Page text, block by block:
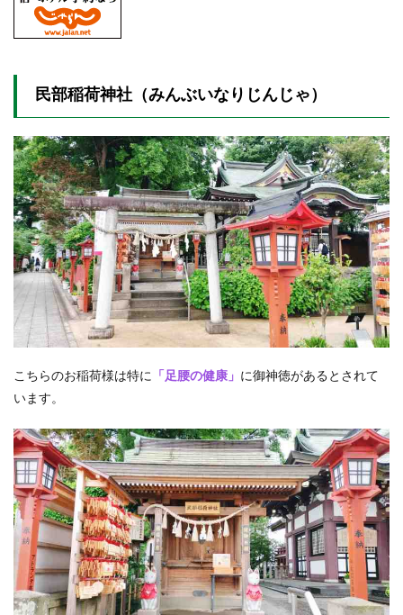
民部稲荷神社（みんぶいなりじんじゃ）
こちらのお稲荷様は特に 「足腰の健康」 に御神徳があるとされて
います。